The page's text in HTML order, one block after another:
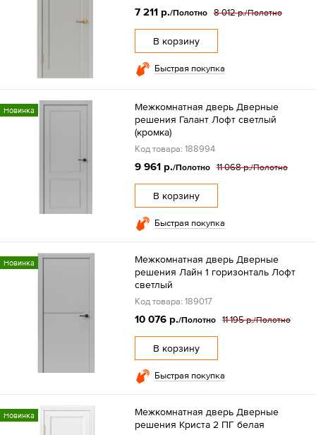
7 211 р./Полотно 8 012 р./Полотно
В корзину
Быстрая покупка
Новинка
Межкомнатная дверь Дверные
решения Галант Лофт светлый
(кромка)
Код товара: 188994
9 961 р./Полотно 11 068 р./Полотно
В корзину
Быстрая покупка
Новинка
Межкомнатная дверь Дверные
решения Лайн 1 горизонталь Лофт
светлый
Код товара: 189017
10 076 р./Полотно 11 195 р./Полотно
В корзину
Быстрая покупка
Новинка
Межкомнатная дверь Дверные
решения Криста 2 ПГ белая